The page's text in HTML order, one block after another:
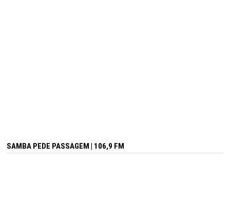
SAMBA PEDE PASSAGEM | 106,9 FM